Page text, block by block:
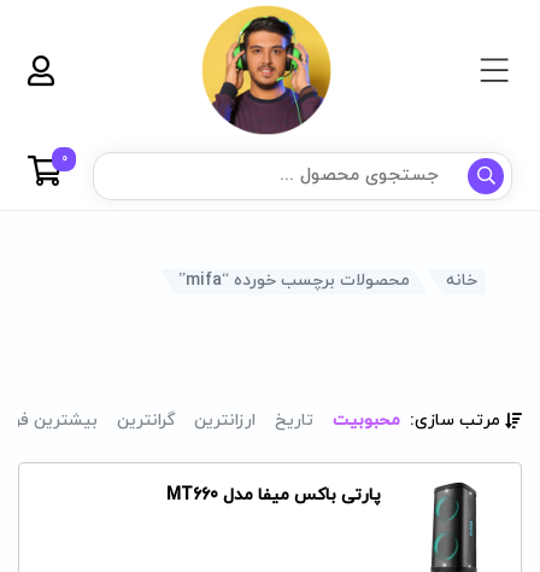
0
خانه محصولات برچسب خورده “mifa”
مرتب سازی: محبوبیت تاریخ ارزانترین گرانترین بیشترین
پارتی باکس میفا مدل MT660